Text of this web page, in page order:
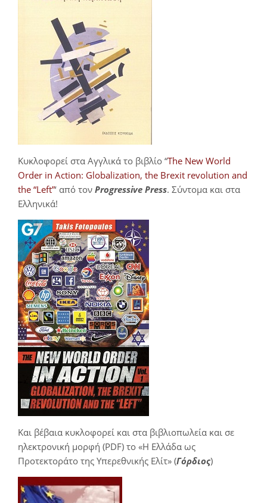
Κυκλοφορεί στα Αγγλικά το βιβλίο “The New World
Order in Action: Globalization, the Brexit revolution and
the “Left”‘ από τον Progressive Press. Σύντομα και στα
Ελληνικά!
Και βέβαια κυκλοφορεί και στα βιβλιοπωλεία και σε
ηλεκτρονική μορφή (PDF) το «Η Ελλάδα ως
Προτεκτοράτο της Υπερεθνικής Ελίτ» (Γόρδιος)